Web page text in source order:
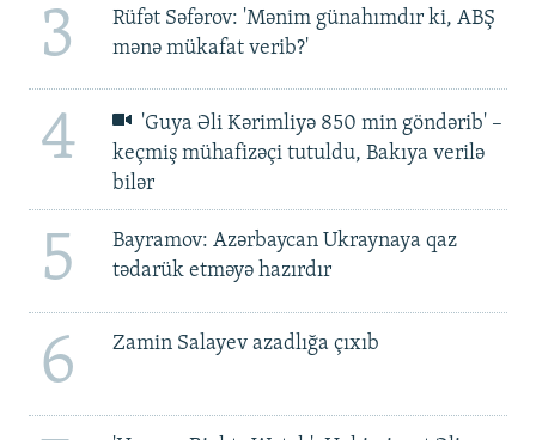
3
Rüfət Səfərov: 'Mənim günahımdır ki, ABŞ
mənə mükafat verib?'
4
'Guya Əli Kərimliyə 850 min göndərib' –
keçmiş mühafizəçi tutuldu, Bakıya verilə
bilər
5
Bayramov: Azərbaycan Ukraynaya qaz
tədarük etməyə hazırdır
6 Zamin Salayev azadlığa çıxıb